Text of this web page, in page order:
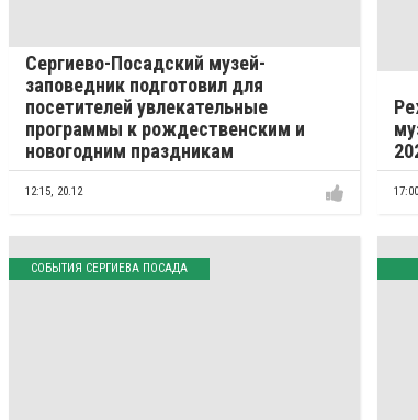
Сергиево-Посадский музей-
заповедник подготовил для
посетителей увлекательные
программы к рождественским и
новогодним праздникам
12:15, 20.12
СОБЫТИЯ СЕРГИЕВА ПОСАДА